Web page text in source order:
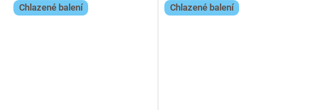
Chlazené balení Chlazené balení